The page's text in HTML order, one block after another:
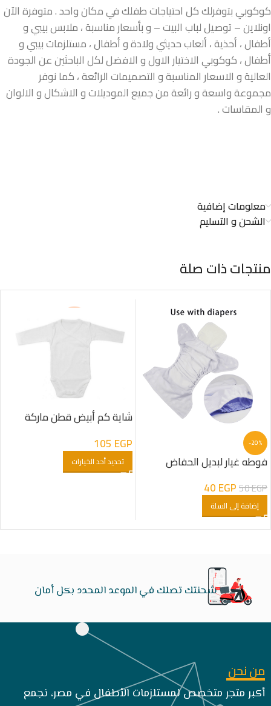
كوكوبي بتوفرلك كل احتياجات طفلك في مكان واحد . متوفرة الآن
اونلاين – توصيل لباب البيت – و بأسعار مناسبة ، ملابس بيبي و
أطفال ، أحذية ، ألعاب حديثي ولادة و أطفال ، مستلزمات بيبي و
أطفال ، كوكوبي الاختيار الاول و الافضل لكل الباحثين عن الجودة
العالية و الاسعار المناسبة و التصميمات الرائعة ، كما نوفر
مجموعة واسعة و رائعة من جميع الموديلات و الاشكال و الالوان
و المقاسات .
معلومات إضافية
الشحن و التسليم
منتجات ذات صلة
-20%
فوطه غيار لبديل الحفاض
50EGP
40EGP
إضافة إلى السلة
شاية كم أبيض قطن ماركة
105 EGP
تحديد أحد الخيارات
شحنتك تصلك في الموعد المحدد بكل أمان
من نحن
أكبر متجر متخصص لمستلزمات الأطفال في مصر، نجمع